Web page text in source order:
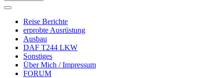
Reise Berichte
erprobte Ausrüstung
Ausbau
DAF T244 LKW
Sonstiges
Über Mich / Impressum
FORUM